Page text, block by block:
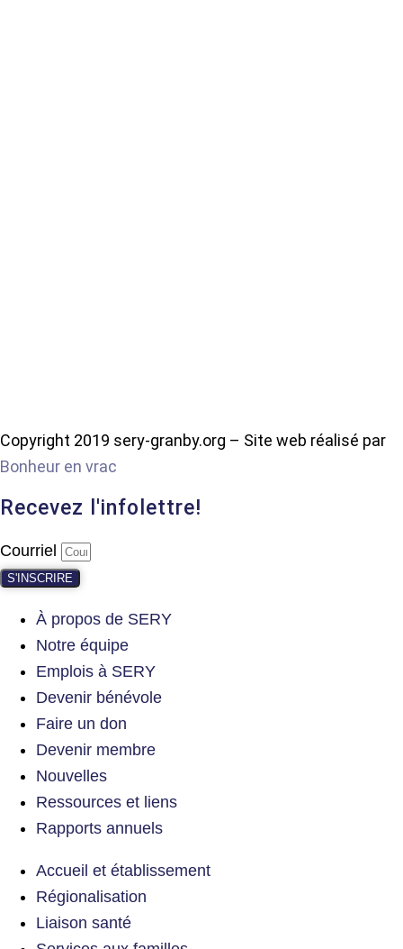
Copyright 2019 sery-granby.org – Site web réalisé par
Bonheur en vrac
Recevez l'infolettre!
Courriel
S'INSCRIRE
À propos de SERY
Notre équipe
Emplois à SERY
Devenir bénévole
Faire un don
Devenir membre
Nouvelles
Ressources et liens
Rapports annuels
Accueil et établissement
Régionalisation
Liaison santé